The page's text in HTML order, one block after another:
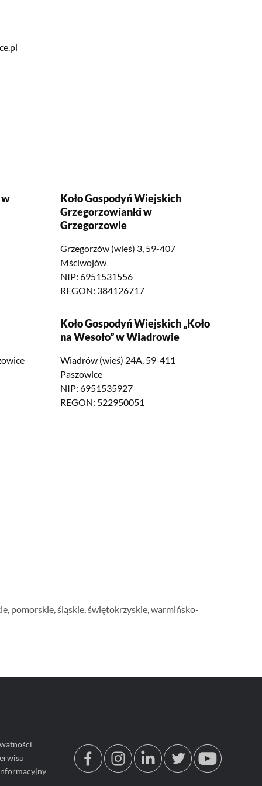
w
Koło Gospodyń Wiejskich
Grzegorzowianki w
Grzegorzowie
Grzegorzów (wieś) 3, 59-407
Mściwojów
NIP: 6951531556
REGON: 384126717
Koło Gospodyń Wiejskich „Koło
na Wesoło” w Wiadrowie
Wiadrów (wieś) 24A, 59-411
Paszowice
NIP: 6951535927
REGON: 522950051
, pomorskie,śląskie,świętokrzyskie,warmińsko-